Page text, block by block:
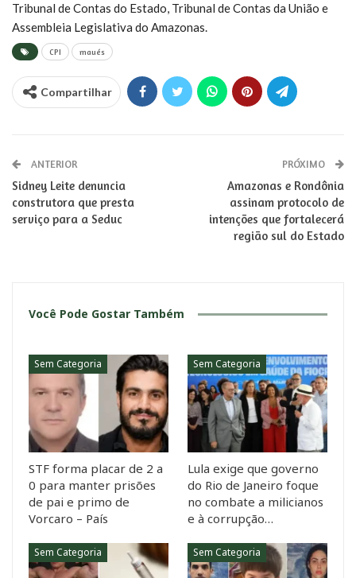
Tribunal de Contas do Estado, Tribunal de Contas da União e
Assembleia Legislativa do Amazonas.
CPI maués
Compartilhar
ANTERIOR
Sidney Leite denuncia
construtora que presta
serviço para a Seduc
PRÓXIMO
Amazonas e Rondônia
assinam protocolo de
intenções que fortalecerá
região sul do Estado
Você Pode Gostar Também
Sem Categoria
STF forma placar de 2 a
0 para manter prisões
de pai e primo de
Vorcaro – País
Sem Categoria
Lula exige que governo
do Rio de Janeiro foque
no combate a milicianos
e à corrupção…
Sem Categoria Sem Categoria